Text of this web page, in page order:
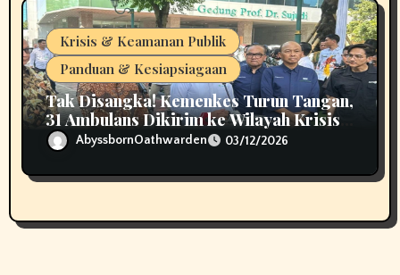
Krisis & Keamanan Publik
Panduan & Kesiapsiagaan
Tak Disangka! Kemenkes Turun Tangan,
31 Ambulans Dikirim ke Wilayah Krisis
Bencana Sumatera
AbyssbornOathwarden 03/12/2026